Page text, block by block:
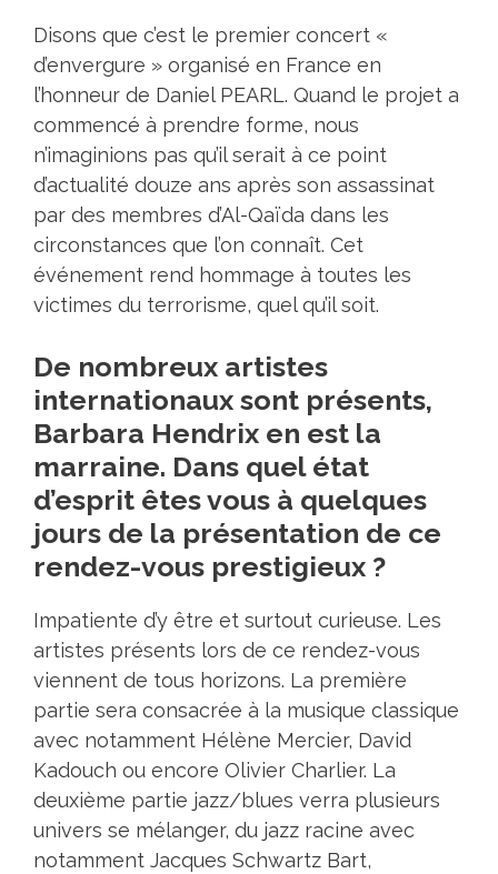
Disons que c’est le premier concert «
d’envergure » organisé en France en
l’honneur de Daniel PEARL. Quand le projet a
commencé à prendre forme, nous
n’imaginions pas qu’il serait à ce point
d’actualité douze ans après son assassinat
par des membres d’Al-Qaïda dans les
circonstances que l’on connaît. Cet
événement rend hommage à toutes les
victimes du terrorisme, quel qu’il soit.
De nombreux artistes
internationaux sont présents,
Barbara Hendrix en est la
marraine. Dans quel état
d’esprit êtes vous à quelques
jours de la présentation de ce
rendez-vous prestigieux ?
Impatiente d’y être et surtout curieuse. Les
artistes présents lors de ce rendez-vous
viennent de tous horizons. La première
partie sera consacrée à la musique classique
avec notamment Hélène Mercier, David
Kadouch ou encore Olivier Charlier. La
deuxième partie jazz/blues verra plusieurs
univers se mélanger, du jazz racine avec
notamment Jacques Schwartz Bart,